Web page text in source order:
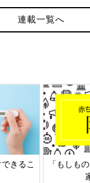
連載一覧へ
フレッ
六星占術